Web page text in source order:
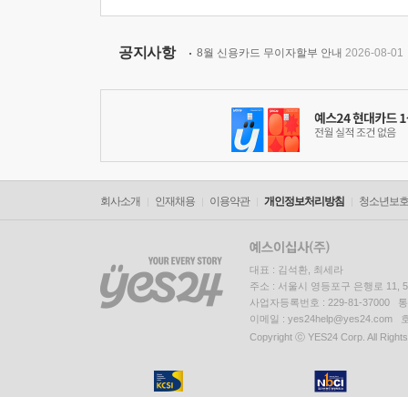
공지사항 8월 신용카드 무이자할부 안내 2026-08-01
회사소개 인재채용 이용약관 개인정보처리방침 청소년보
대표 : 김석환, 최세라
주소 : 서울시 영등포구 은행로 11,
사업자등록번호 : 229-81-37000
이메일 : yes24help@yes24.com
Copyright ⓒ YES24 Corp. All